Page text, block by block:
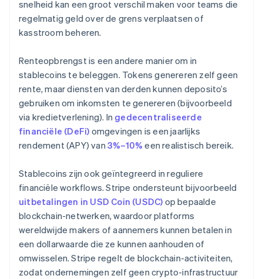
snelheid kan een groot verschil maken voor teams die
regelmatig geld over de grens verplaatsen of
kasstroom beheren.
Renteopbrengst is een andere manier om in
stablecoins te beleggen. Tokens genereren zelf geen
rente, maar diensten van derden kunnen deposito’s
gebruiken om inkomsten te genereren (bijvoorbeeld
via kredietverlening). In gedecentraliseerde
financiële (DeFi) omgevingen is een jaarlijks
rendement (APY) van 3%–10% een realistisch bereik.
Stablecoins zijn ook geïntegreerd in reguliere
financiële workflows. Stripe ondersteunt bijvoorbeeld
uitbetalingen in USD Coin (USDC) op bepaalde
blockchain-netwerken, waardoor platforms
wereldwijde makers of aannemers kunnen betalen in
een dollarwaarde die ze kunnen aanhouden of
omwisselen. Stripe regelt de blockchain-activiteiten,
zodat ondernemingen zelf geen crypto-infrastructuur